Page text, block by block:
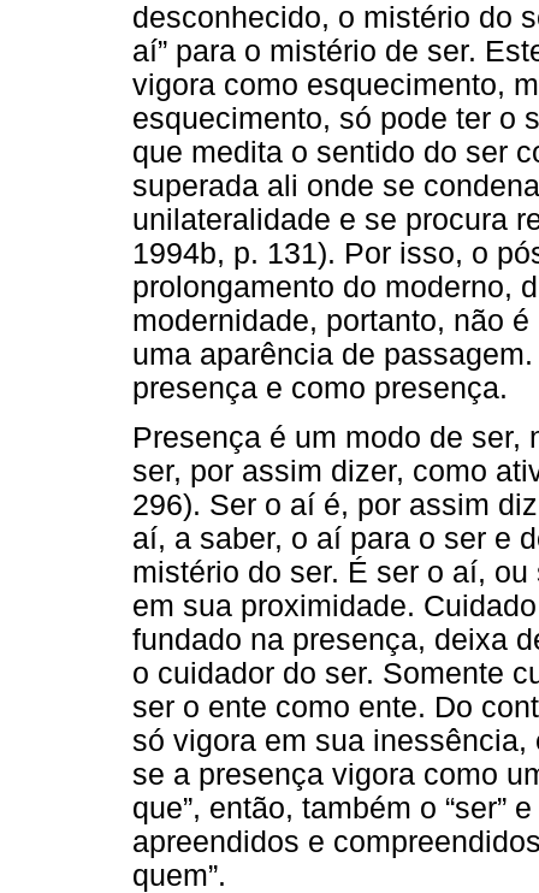
desconhecido, o mistério do
aí” para o mistério de ser.
vigora como esquecimento,
esquecimento, só pode ter o
que medita o sentido do ser
superada ali onde se
unilateralidade e se procura
1994b, p. 131). Por isso, o
prolongamento do moderno,
modernidade, portanto, não
uma aparência de
presença e como presença.
Presença é um modo de ser,
ser, por assim dizer, como
296). Ser o aí é, por assim
aí, a saber, o aí para o ser e
mistério do ser. É ser o aí,
em sua proximidade.
fundado na presença, deixa
o cuidador do ser. Somente
ser o ente como ente. Do
só vigora em sua
se a presença vigora como
que”, então, também o “ser”
apreendidos e
quem”.